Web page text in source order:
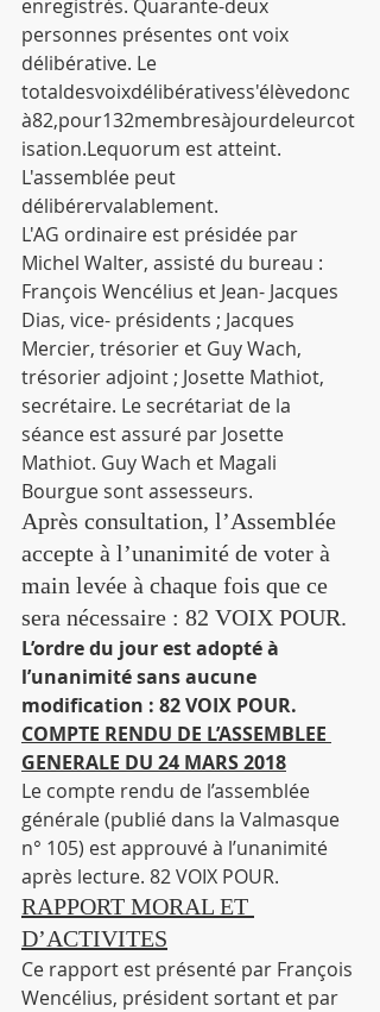
enregistrés. Quarante-deux
personnes présentes ont voix
délibérative. Le
totaldesvoixdélibérativess'élèvedonc
à82,pour132membresàjourdeleurcot
isation.Lequorum est atteint.
L'assemblée peut
délibérervalablement.
L'AG ordinaire est présidée par
Michel Walter, assisté du bureau :
François Wencélius et Jean- Jacques
Dias, vice- présidents ; Jacques
Mercier, trésorier et Guy Wach,
trésorier adjoint ; Josette Mathiot,
secrétaire. Le secrétariat de la
séance est assuré par Josette
Mathiot. Guy Wach et Magali
Bourgue sont assesseurs.
Après consultation, l’Assemblée
accepte à l’unanimité de voter à
main levée à chaque fois que ce
sera nécessaire : 82 VOIX POUR.
L’ordre du jour est adopté à
l’unanimité sans aucune
modification : 82 VOIX POUR.
COMPTE RENDU DE L’ASSEMBLEE
GENERALE DU 24 MARS 2018
Le compte rendu de l’assemblée
générale (publié dans la Valmasque
n° 105) est approuvé à l’unanimité
après lecture. 82 VOIX POUR.
RAPPORT MORAL ET
D’ACTIVITES
Ce rapport est présenté par François
Wencélius, président sortant et par